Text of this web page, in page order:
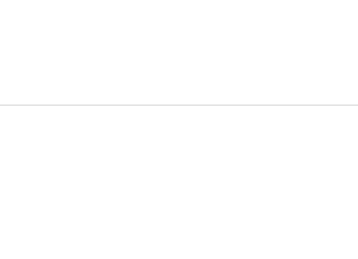
auch ein dekoratives